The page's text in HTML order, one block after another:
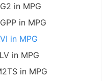
in MPG
in MPG
in MPG
in MPG
in MPG